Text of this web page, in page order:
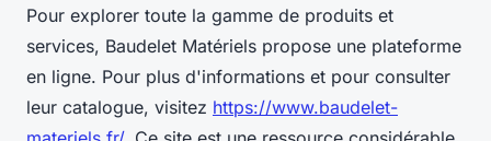
Pour explorer toute la gamme de produits et
services, Baudelet Matériels propose une plateforme
en ligne. Pour plus d'informations et pour consulter
leur catalogue, visitez https://www.baudelet-